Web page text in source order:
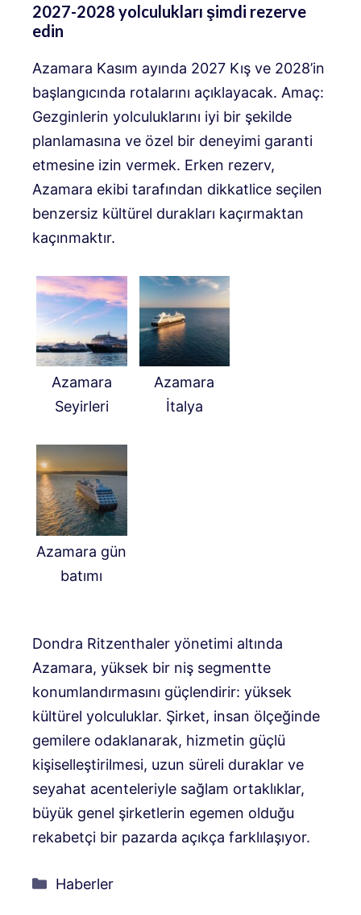
2027-2028 yolculukları şimdi rezerve
edin
Azamara Kasım ayında 2027 Kış ve 2028’in
başlangıcında rotalarını açıklayacak. Amaç:
Gezginlerin yolculuklarını iyi bir şekilde
planlamasına ve özel bir deneyimi garanti
etmesine izin vermek. Erken rezerv,
Azamara ekibi tarafından dikkatlice seçilen
benzersiz kültürel durakları kaçırmaktan
kaçınmaktır.
Azamara
Seyirleri
Azamara
İtalya
Azamara gün
batımı
Dondra Ritzenthaler yönetimi altında
Azamara, yüksek bir niş segmentte
konumlandırmasını güçlendirir: yüksek
kültürel yolculuklar. Şirket, insan ölçeğinde
gemilere odaklanarak, hizmetin güçlü
kişiselleştirilmesi, uzun süreli duraklar ve
seyahat acenteleriyle sağlam ortaklıklar,
büyük genel şirketlerin egemen olduğu
rekabetçi bir pazarda açıkça farklılaşıyor.
Kategoriler
Haberler